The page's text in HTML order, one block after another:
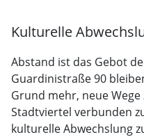
Kulturelle
Abstand ist das Gebot
Guardinistraße 90
Grund mehr, neue
Stadtviertel verbunden
kulturelle Abwechslung